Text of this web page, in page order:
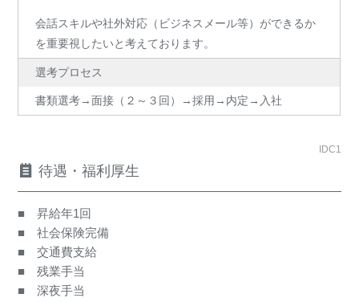
会話スキルや社外対応（ビジネスメール等）ができるか
を重要視したいと考えております。
選考プロセス
書類選考→面接（２～３回）→採用→内定→入社
IDC1
待遇・福利厚生
■ 昇給年1回
■ 社会保険完備
■ 交通費支給
■ 残業手当
■ 深夜手当